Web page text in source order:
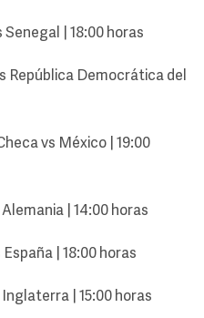
Senegal | 18:00 horas
República Democrática del
vs México | 19:00
| 14:00 horas
| 18:00 horas
| 15:00 horas